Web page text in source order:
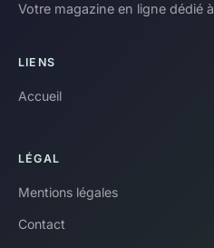
Votre magazine en ligne dédié
LIENS
Accueil
LÉGAL
Mentions légales
Contact